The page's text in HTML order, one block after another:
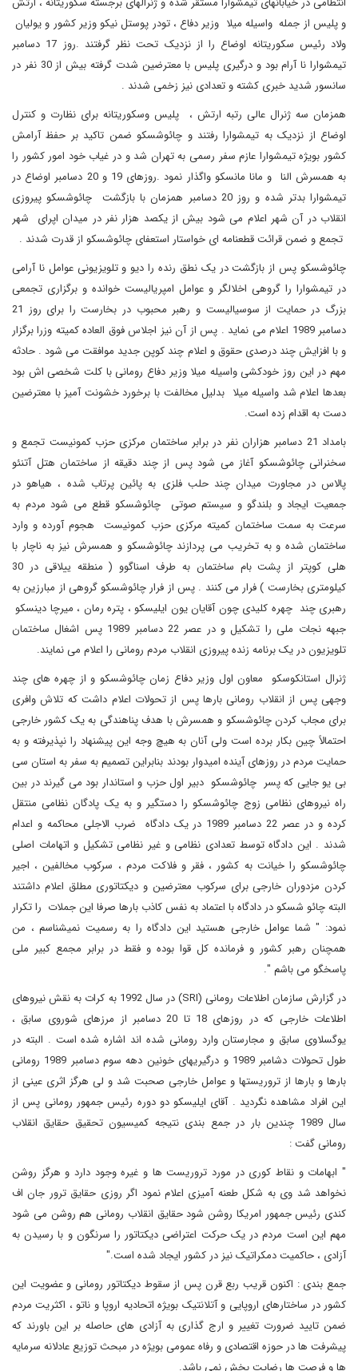
و پلیس از جمله واسیله میلا وزیر دفاع ، تودر پوستل نیکو وزیر کشور و یولیان
ولاد رئیس سکوریتانه اوضاع را از نزدیک تحت نظر گرفتند .روز 17 دسامبر
تیمشوارا نا آرام بود و درگیری پلیس با معترضین شدت گرفته بیش از 30 نفر در
سانسور شدید خبری کشته و تعدادی نیز زخمی شدند .
همزمان سه ژنرال عالی رتبه ارتش ، پلیس وسکوریتانه برای نظارت و کنترل
اوضاع از نزدیک به تیمشوارا رفتند و چائوشسکو ضمن تاکید بر حفظ آرامش
کشور بویژه تیمشوارا عازم سفر رسمی به تهران شد و در غیاب خود امور کشور را
به همسرش النا و مانا مانسکو واگذار نمود .روزهای 19 و 20 دسامبر اوضاع در
تیمشوارا بدتر شده و روز 20 دسامبر همزمان با بازگشت چائوشسکو پیروزی
انقلاب در آن شهر اعلام می شود بیش از یکصد هزار نفر در میدان اپرای شهر
تجمع و ضمن قرائت قطعنامه ای خواستار استعفای چائوشسکو از قدرت شدند .
چائوشسکو پس از بازگشت در یک نطق رنده را دیو و تلویزیونی عوامل نا آرامی
در تیمشوارا را گروهی اخلالگر و عوامل امپریالیست خوانده و برگزاری تجمعی
بزرگ در حمایت از سوسیالیست و رهبر محبوب در بخارست را برای روز 21
دسامبر 1989 اعلام می نماید . پس از آن نیز اجلاس فوق العاده کمیته وزرا برگزار
و با افزایش چند درصدی حقوق و اعلام چند کوپن جدید موافقت می شود . حادثه
مهم در این روز خودکشی واسیله میلا وزیر دفاع رومانی با کلت شخصی اش بود
بعدها اعلام شد واسیله میلا بدلیل مخالفت با برخورد خشونت آمیز با معترضین
دست به اقدام زده است.
بامداد 21 دسامبر هزاران نفر در برابر ساختمان مرکزی حزب کمونیست تجمع و
سخنرانی چائوشسکو آغاز می شود پس از چند دقیقه از ساختمان هتل آتنئو
پالاس در مجاورت میدان چند حلب فلزی به پائین پرتاب شده ، هیاهو در
جمعیت ایجاد و بلندگو و سیستم صوتی چائوشسکو قطع می شود مردم به
سرعت به سمت ساختمان کمیته مرکزی حزب کمونیست هجوم آورده و وارد
ساختمان شده و به تخریب می پردازند چائوشسکو و همسرش نیز به ناچار با
هلی کوپتر از پشت بام ساختمان به طرف اسناگوو ( منطقه ییلاقی در 30
کیلومتری بخارست ) فرار می کنند . پس از فرار چائوشسکو گروهی از مبارزین به
رهبری چند چهره کلیدی چون آقایان یون ایلیسکو ، پتره رمان ، میرچا دینسکو
جبهه نجات ملی را تشکیل و در عصر 22 دسامبر 1989 پس اشغال ساختمان
تلویزیون در یک برنامه زنده پیروزی انقلاب مردم رومانی را اعلام می نمایند.
ژنرال استانکوسکو معاون اول وزیر دفاع زمان چائوشسکو و از چهره های چند
وجهی پس از انقلاب رومانی بارها پس از تحولات اعلام داشت که تلاش وافری
برای مجاب کردن چائوشسکو و همسرش با هدف پناهندگی به یک کشور خارجی
احتمالاً چین بکار برده است ولی آنان به هیچ وجه این پیشنهاد را نپذیرفته و به
حمایت مردم در روزهای آینده امیدوار بودند بنابراین تصمیم به سفر به استان سی
بی یو جایی که پسر چائوشسکو دبیر اول حزب و استاندار بود می گیرند در بین
راه نیروهای نظامی زوج چائوشسکو را دستگیر و به یک پادگان نظامی منتقل
کرده و در عصر 22 دسامبر 1989 در یک دادگاه ضرب الاجلی محاکمه و اعدام
شدند . این دادگاه توسط تعدادی نظامی و غیر نظامی تشکیل و اتهامات اصلی
چائوشسکو را خیانت به کشور ، فقر و فلاکت مردم ، سرکوب مخالفین ، اجیر
کردن مزدوران خارجی برای سرکوب معترضین و دیکتاتوری مطلق اعلام داشتند
البته چائو شسکو در دادگاه با اعتماد به نفس کاذب بارها صرفا این جملات را تکرار
نمود: " شما عوامل خارجی هستید این دادگاه را به رسمیت نمیشناسم ، من
همچنان رهبر کشور و فرمانده کل قوا بوده و فقط در برابر مجمع کبیر ملی
پاسخگو می باشم ".
در گزارش سازمان اطلاعات رومانی (SRI
) در سال 1992 به کرات به نقش نیروهای
اطلاعات خارجی که در روزهای 18 تا 20 دسامبر از مرزهای شوروی سابق ،
یوگسلاوی سابق و مجارستان وارد رومانی شده اند اشاره شده است . البته در
طول تحولات دشامبر 1989 و درگیریهای خونین دهه سوم دسامبر 1989 رومانی
بارها و بارها از تروریستها و عوامل خارجی صحبت شد و لی هرگز اثری عینی از
این افراد مشاهده نگردید . آقای ایلیسکو دو دوره رئیس جمهور رومانی پس از
سال 1989 چندین بار در جمع بندی نتیجه کمیسیون تحقیق حقایق انقلاب
رومانی گفت :
" ابهامات و نقاط کوری در مورد تروریست ها و غیره وجود دارد و هرگز روشن
نخواهد شد وی به شکل طعنه آمیزی اعلام نمود اگر روزی حقایق ترور جان اف
کندی رئیس جمهور امریکا روشن شود حقایق انقلاب رومانی هم روشن می شود
مهم این است مردم در یک حرکت اعتراضی دیکتاتور را سرنگون و با رسیدن به
آزادی ، حاکمیت دمکراتیک نیز در کشور ایجاد شده است."
جمع بندی : اکنون قریب ربع قرن پس از سقوط دیکتاتور رومانی و عضویت این
کشور در ساختارهای اروپایی و آتلانتیک بویژه اتحادیه اروپا و ناتو ، اکثریت مردم
ضمن تایید ضرورت تغییر و ارج گذاری به آزادی های حاصله بر این باورند که
پیشرفت ها در حوزه اقتصادی و رفاه عمومی بویژه در مبحث توزیع عادلانه سرمایه
ها و فرصت ها رضایت بخش نمی باشد.